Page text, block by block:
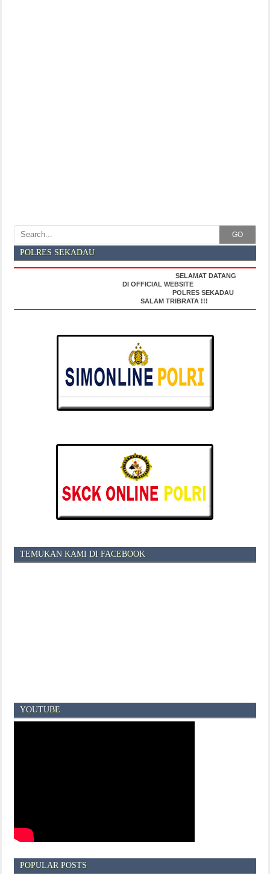
GO
POLRES SEKADAU
SELAMAT DATANG
DI OFFICIAL WEBSITE
POLRES SEKADAU
SALAM TRIBRATA !!!
TEMUKAN KAMI DI FACEBOOK
YOUTUBE
POPULAR POSTS